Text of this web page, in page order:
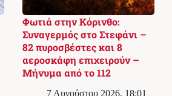
Φωτιά στην Κόρινθο:
Συναγερμός στο Στεφάνι –
82 πυροσβέστες και 8
αεροσκάφη επιχειρούν –
Μήνυμα από το 112
7 Αυγούστου 2026, 18:01